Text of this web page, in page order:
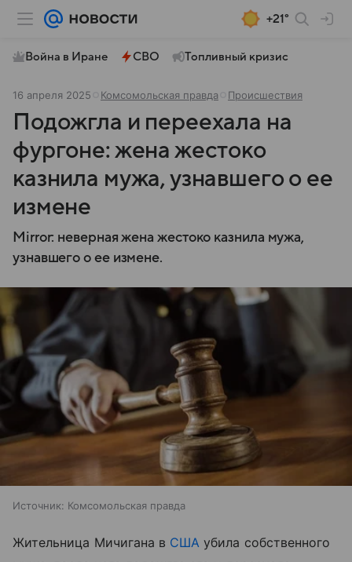
+21°
Война в Иране СВО Топливный кризис
16 апреля 2025 Комсомольская правда Происшествия
Подожгла и переехала на
фургоне: жена жестоко
казнила мужа, узнавшего о ее
измене
Mirror: неверная жена жестоко казнила мужа,
узнавшего о ее измене.
Источник: Комсомольская правда
Жительница Мичигана в США убила собственного